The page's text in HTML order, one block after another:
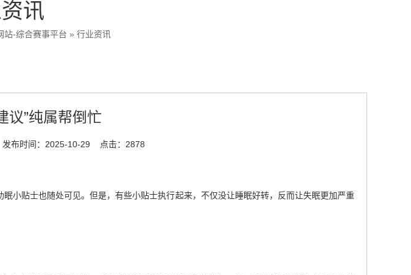
讯
站-综合赛事平台 » 行业资讯
议”纯属帮倒忙
发布时间：2025-10-29
点击：2878
小贴士也随处可见。但是，有些小贴士执行起来，不仅没让睡眠好转，反而让失眠更加严重